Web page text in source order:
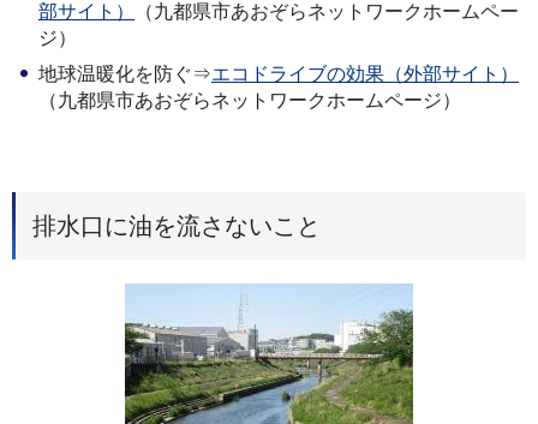
部サイト）
（九都県市あおぞらネットワークホームペー
ジ）
地球温暖化を防ぐ⇒エコドライブの効果（外部サイト）
（九都県市あおぞらネットワークホームページ）
排水口に油を流さないこと